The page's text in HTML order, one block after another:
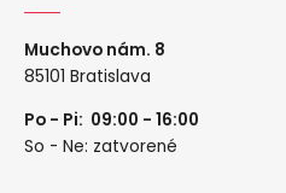
Muchovo nám. 8
85101 Bratislava
Po - Pi: 09:00 - 16:00
So - Ne: zatvorené